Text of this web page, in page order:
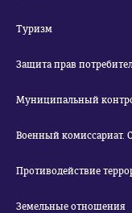
Туризм
Защита прав
Муниципальный
Военный комиссариат.
Противодействие
Земельные отношения